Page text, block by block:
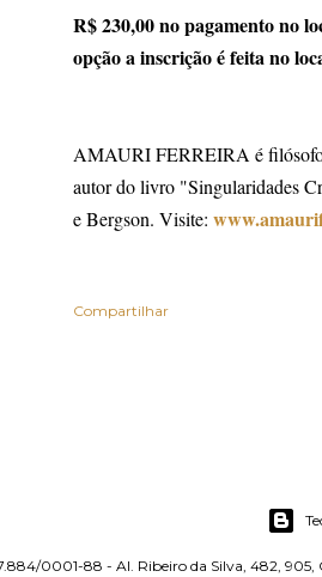
R$ 230,00 no pagamento no
opção a inscrição é feita no
AMAURI FERREIRA é
autor do livro "Singularidades
e Bergson. Visite:
Compartilhar
0001-88 - Al. Ribeiro da Silva, 482,